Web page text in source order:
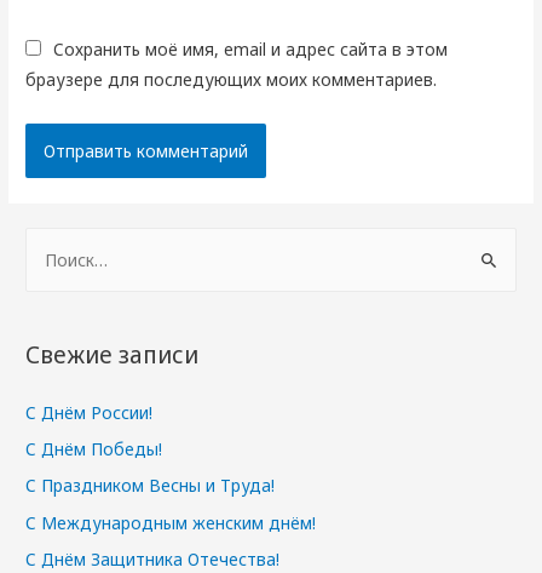
Сохранить моё имя, email и адрес сайта в этом
браузере для последующих моих комментариев.
т
:
Свежие записи
С Днём России!
С Днём Победы!
С Праздником Весны и Труда!
С Международным женским днём!
С Днём Защитника Отечества!